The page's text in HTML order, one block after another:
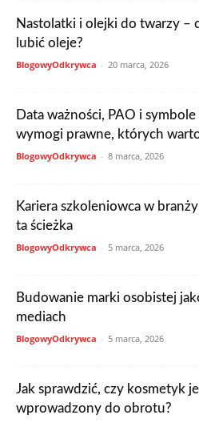
Nastolatki i olejki do twarzy –
lubić oleje?
BlogowyOdkrywca - 20 marca, 2026
Data ważności, PAO i
wymogi prawne, których
BlogowyOdkrywca - 8 marca, 2026
Kariera szkoleniowca w
ta ścieżka
BlogowyOdkrywca - 5 marca, 2026
Budowanie marki osobistej
mediach
BlogowyOdkrywca - 5 marca, 2026
Jak sprawdzić, czy kosmetyk
wprowadzony do obrotu?